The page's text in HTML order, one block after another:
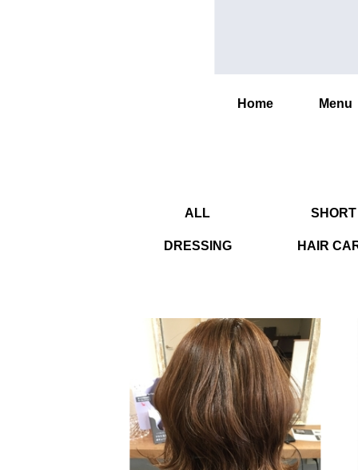
Home Menu
ALL SHORT
DRESSING HAIR